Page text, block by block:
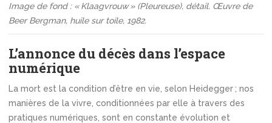
Image de fond : « Klaagvrouw » (Pleureuse), détail. Œuvre de
Beer Bergman, huile sur toile, 1982.
L’annonce du décès dans l’espace
numérique
La mort est la condition d’être en vie, selon Heidegger ; nos
manières de la vivre, conditionnées par elle à travers des
pratiques numériques, sont en constante évolution et